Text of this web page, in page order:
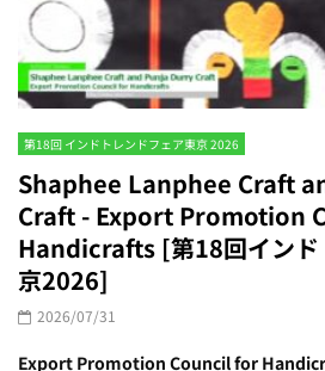
第18回 インドトレンドフェア東京 2026
Shaphee Lanphee Craft
Craft - Export Promotion
Handicrafts [第18回インド
京2026]
2026/07/31
Export Promotion Council for